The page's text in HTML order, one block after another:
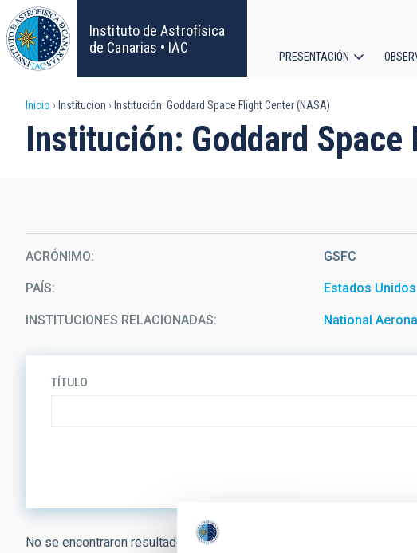
Pasar
al
contenido
principal
Instituto de Astrofísica
de Canarias • IAC
principal
PRESENTACIÓN
Sobrescribir
enlaces
a
la
navegación
Inicio Institucion Institución: Goddard Space Flight Center (NASA)
Institución: Goddard
ACRÓNIMO GSFC
PAÍS Estados Unidos
INSTITUCIONES RELACIONADAS National
TÍTULO
No se encontraron resultados.